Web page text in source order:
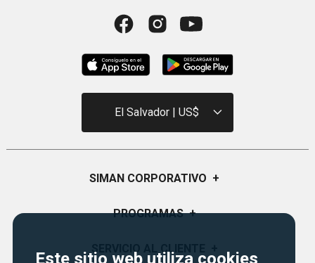
Este sitio web utiliza cookies
El Salvador | US$
SIMAN CORPORATIVO +
Quiénes Somos
Historia
PROGRAMAS +
SERVICIO AL CLIENTE